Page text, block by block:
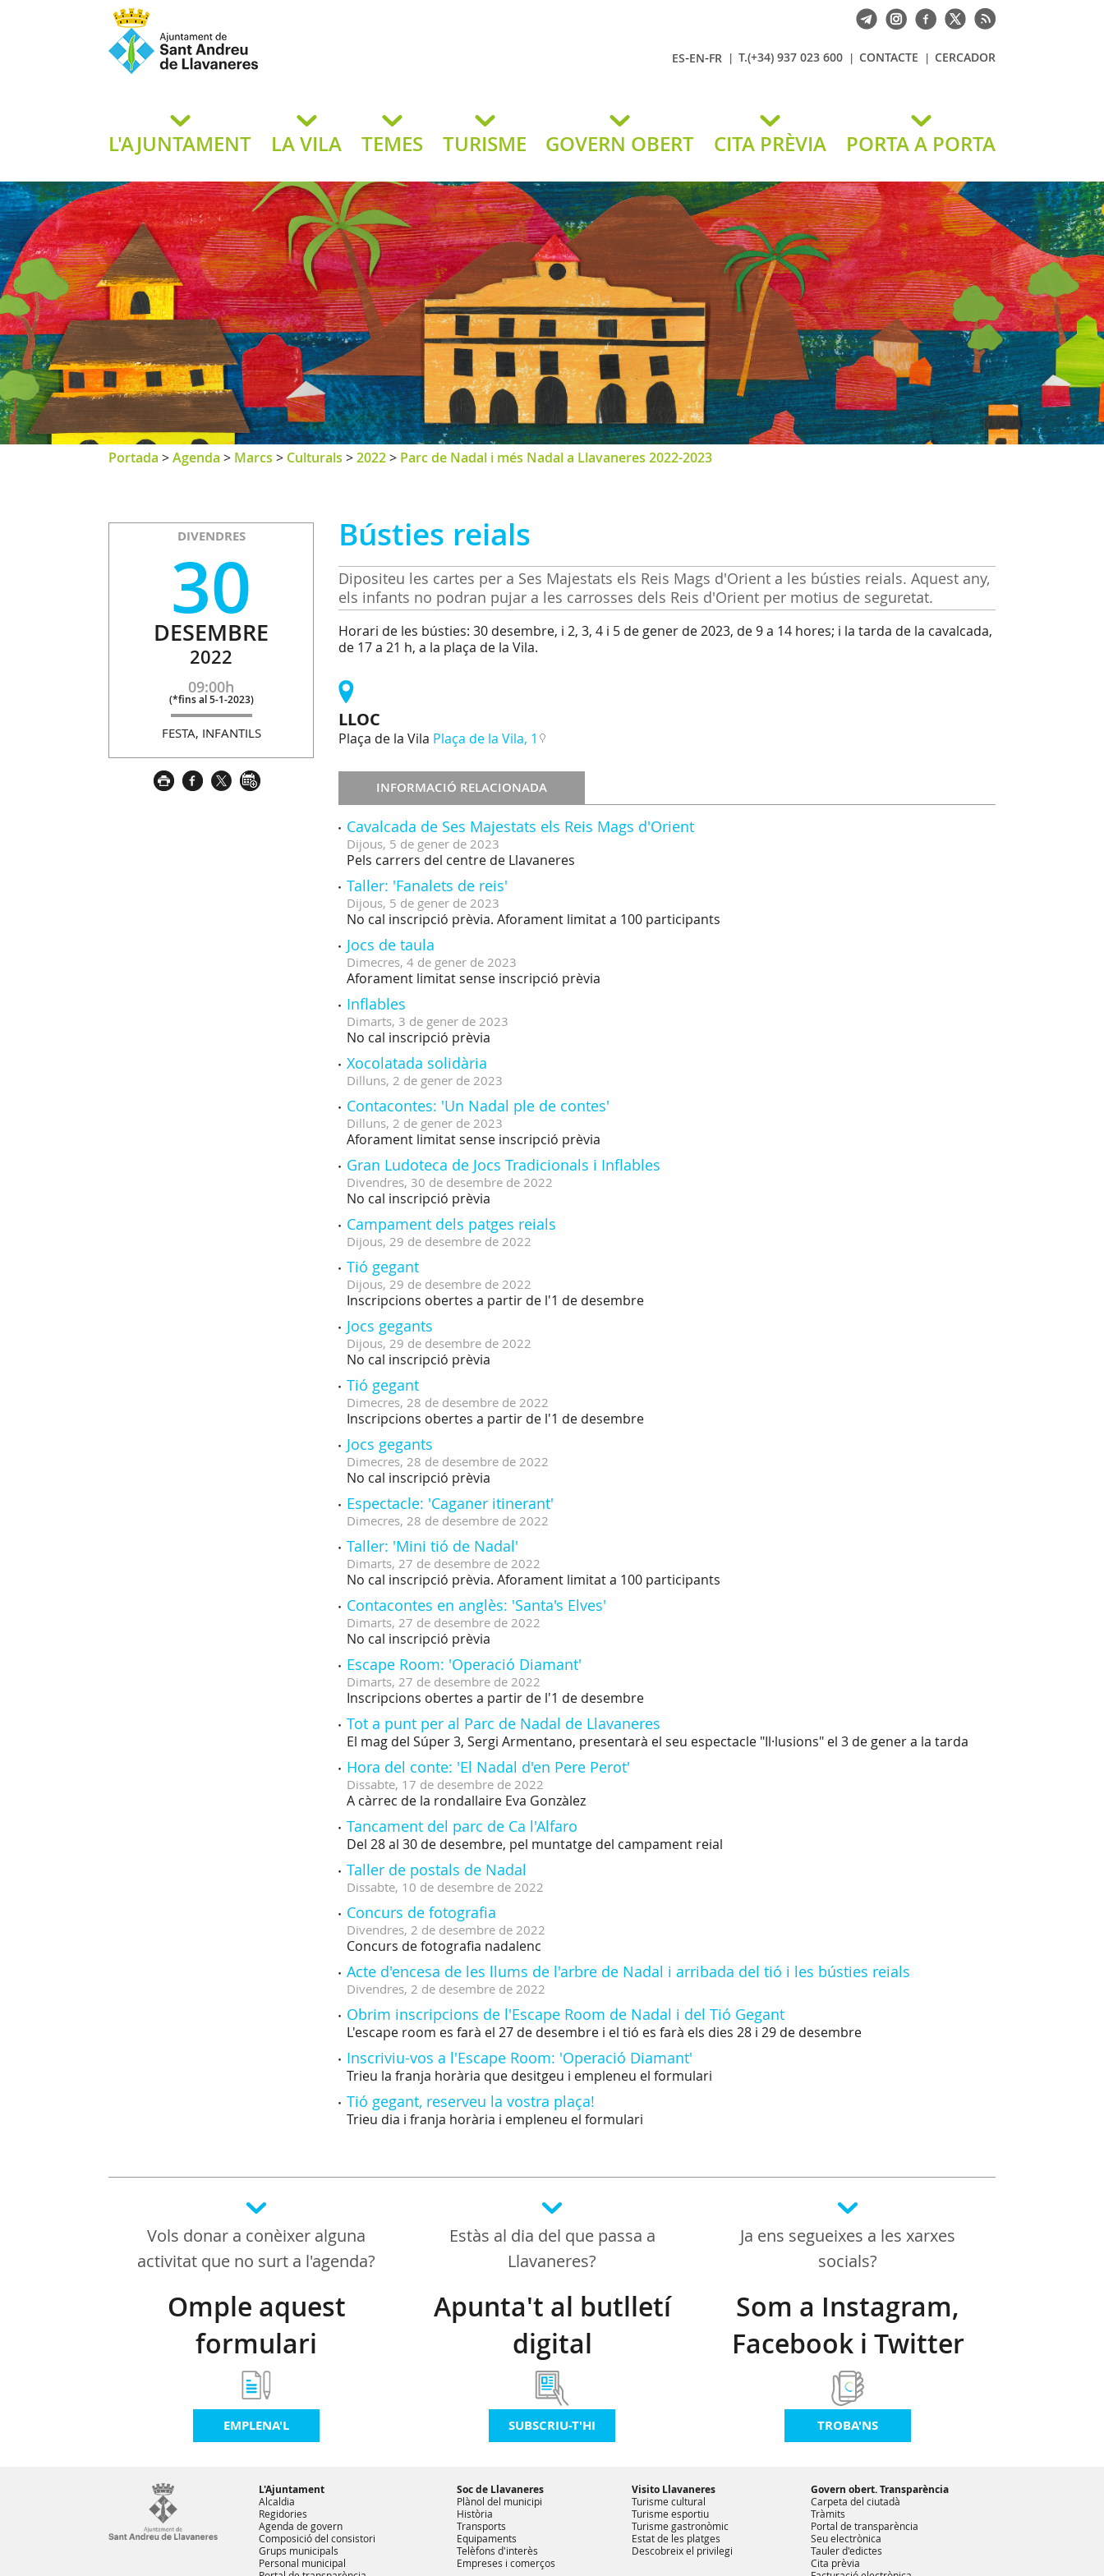
de Llavaneres
ES-EN-FR T.(+34) 937 023 600 CONTACTE CERCADOR
L'AJUNTAMENT LA VILA TEMES TURISME GOVERN OBERT CITA PRÈVIA PORTA A PORTA
Portada >Agenda > Marcs > Culturals >2022> Parc de Nadal i més Nadal a Llavaneres 2022-2023
DIVENDRES
30
DESEMBRE
2022
09:00h
(*fins al 5-1-2023)
FESTA, INFANTILS
Bústies reials
Dipositeu les cartes per a Ses Majestats els Reis Mags d'Orient a les bústies reials. Aquest any,
els infants no podran pujar a les carrosses dels Reis d'Orient per motius de seguretat.
Horari de les bústies: 30 desembre, i 2, 3, 4 i 5 de gener de 2023, de 9 a 14 hores; i la tarda de la cavalcada,
de 17 a 21 h, a la plaça de la Vila.
LLOC
Plaça de la Vila Plaça de la Vila, 1
INFORMACIÓ RELACIONADA
Cavalcada de Ses Majestats els Reis Mags d'Orient
Dijous, 5 de gener de 2023
Pels carrers del centre de Llavaneres
Taller: 'Fanalets de reis'
Dijous, 5 de gener de 2023
No cal inscripció prèvia. Aforament limitat a 100 participants
Jocs de taula
Dimecres, 4 de gener de 2023
Aforament limitat sense inscripció prèvia
Inflables
Dimarts, 3 de gener de 2023
No cal inscripció prèvia
Xocolatada solidària
Dilluns, 2 de gener de 2023
Contacontes: 'Un Nadal ple de contes'
Dilluns, 2 de gener de 2023
Aforament limitat sense inscripció prèvia
Gran Ludoteca de Jocs Tradicionals i Inflables
Divendres, 30 de desembre de 2022
No cal inscripció prèvia
Campament dels patges reials
Dijous, 29 de desembre de 2022
Tió gegant
Dijous, 29 de desembre de 2022
Inscripcions obertes a partir de l'1 de desembre
Jocs gegants
Dijous, 29 de desembre de 2022
No cal inscripció prèvia
Tió gegant
Dimecres, 28 de desembre de 2022
Inscripcions obertes a partir de l'1 de desembre
Jocs gegants
Dimecres, 28 de desembre de 2022
No cal inscripció prèvia
Espectacle: 'Caganer itinerant'
Dimecres, 28 de desembre de 2022
Taller: 'Mini tió de Nadal'
Dimarts, 27 de desembre de 2022
No cal inscripció prèvia. Aforament limitat a 100 participants
Contacontes en anglès: 'Santa's Elves'
Dimarts, 27 de desembre de 2022
No cal inscripció prèvia
Escape Room: 'Operació Diamant'
Dimarts, 27 de desembre de 2022
Inscripcions obertes a partir de l'1 de desembre
Tot a punt per al Parc de Nadal de Llavaneres
El mag del Súper 3, Sergi Armentano, presentarà el seu espectacle "Il·lusions" el 3 de gener a la tarda
Hora del conte: 'El Nadal d'en Pere Perot'
Dissabte, 17 de desembre de 2022
A càrrec de la rondallaire Eva Gonzàlez
Tancament del parc de Ca l'Alfaro
Del 28 al 30 de desembre, pel muntatge del campament reial
Taller de postals de Nadal
Dissabte, 10 de desembre de 2022
Concurs de fotografia
Divendres, 2 de desembre de 2022
Concurs de fotografia nadalenc
Acte d'encesa de les llums de l'arbre de Nadal i arribada del tió i les bústies reials
Divendres, 2 de desembre de 2022
Obrim inscripcions de l'Escape Room de Nadal i del Tió Gegant
L'escape room es farà el 27 de desembre i el tió es farà els dies 28 i 29 de desembre
Inscriviu-vos a l'Escape Room: 'Operació Diamant'
Trieu la franja horària que desitgeu i empleneu el formulari
Tió gegant, reserveu la vostra plaça!
Trieu dia i franja horària i empleneu el formulari
Vols donar a conèixer alguna
activitat que no surt a l'agenda?
Omple aquest
formulari
EMPLENA'L
Estàs al dia del que passa a
Llavaneres?
Apunta't al butlletí
digital
SUBSCRIU-T'HI
Ja ens segueixes a les xarxes
socials?
Som a Instagram,
Facebook i Twitter
TROBA'NS
L'Ajuntament
Alcaldia
Regidories
Agenda de govern
Composició del consistori
Grups municipals
Personal municipal
Soc de Llavaneres
Plànol del municipi
Història
Transports
Equipaments
Telèfons d'interès
Empreses i comerços
Visito Llavaneres
Turisme cultural
Turisme esportiu
Turisme gastronòmic
Estat de les platges
Descobreix el privilegi
Govern obert. Transparència
Carpeta del ciutadà
Tràmits
Portal de transparència
Seu electrònica
Tauler d'edictes
Cita prèvia